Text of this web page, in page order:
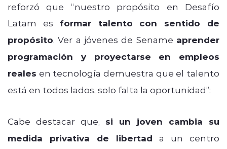
reforzó que “nuestro propósito en Desafío
Latam es formar talento con sentido de
propósito. Ver a jóvenes de Sename aprender
programación y proyectarse en empleos
reales en tecnología demuestra que el talento
está en todos lados, solo falta la oportunidad”:
Cabe destacar que, si un joven cambia su
medida privativa de libertad a un centro